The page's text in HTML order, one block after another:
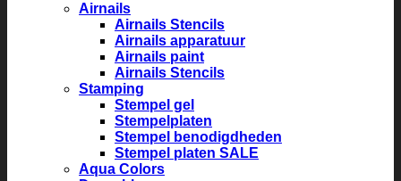
Airnails
Airnails Stencils
Airnails apparatuur
Airnails paint
Airnails Stencils
Stamping
Stempel gel
Stempelplaten
Stempel benodigdheden
Stempel platen SALE
Aqua Colors